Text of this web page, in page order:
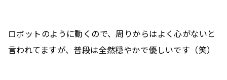
ロボットのように動くので、周りからはよく心がないと
言われてますが、普段は全然穏やかで優しいです（笑）